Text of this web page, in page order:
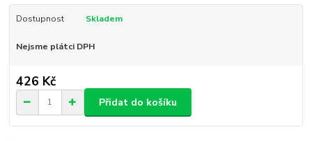
Dostupnost Skladem
Nejsme plátci DPH
426 Kč
Přidat do košíku